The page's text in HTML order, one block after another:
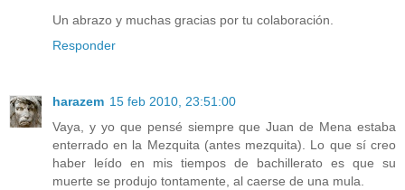
Un abrazo y muchas gracias por tu colaboración.
Responder
harazem 15 feb 2010, 23:51:00
Vaya, y yo que pensé siempre que Juan de Mena estaba
enterrado en la Mezquita (antes mezquita). Lo que sí creo
haber leído en mis tiempos de bachillerato es que su
muerte se produjo tontamente, al caerse de una mula.